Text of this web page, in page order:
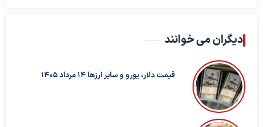
دیگران می خوانند
قیمت دلار، یورو و سایر ارزها ۱۴ مرداد ۱۴۰۵